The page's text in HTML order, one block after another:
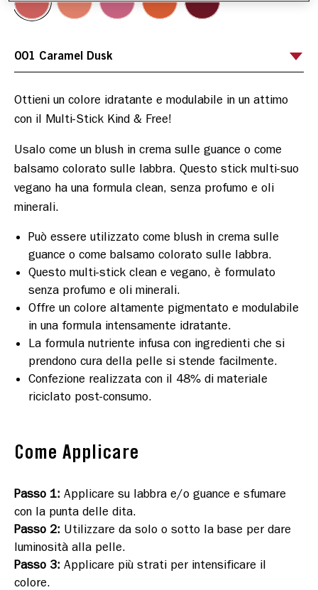
Ottieni un colore idratante e modulabile in un attimo
Usalo come un blush in crema sulle guance o come
balsamo colorato sulle labbra. Questo stick multi-suo
vegano ha una formula clean, senza profumo e oli
Può essere utilizzato come blush in crema sulle
guance o come balsamo colorato sulle labbra.
Questo multi-stick clean e vegano, è formulato
senza profumo e oli minerali.
Offre un colore altamente pigmentato e modulabile
in una formula intensamente idratante.
La formula nutriente infusa con ingredienti che si
prendono cura della pelle si stende facilmente.
Confezione realizzata con il 48% di materiale
riciclato post-consumo.
Come Applicare
Passo 1: Applicare su labbra e/o guance e sfumare
con la punta delle dita.
Passo 2: Utilizzare da solo o sotto la base per dare
luminosità alla pelle.
Passo 3: Applicare più strati per intensificare il
colore.